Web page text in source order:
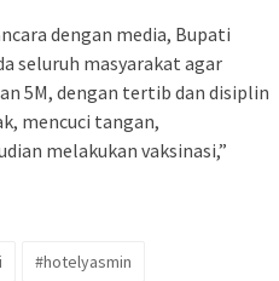
dengan media, Bupati
seluruh masyarakat agar
5M, dengan tertib dan disiplin
mencuci tangan,
melakukan vaksinasi,”
#hotelyasmin